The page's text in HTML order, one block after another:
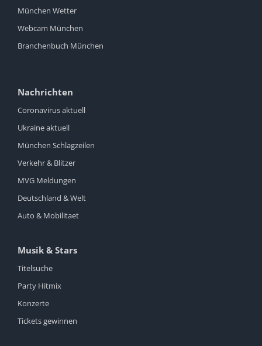
München Wetter
Webcam München
Branchenbuch München
Nachrichten
Coronavirus aktuell
Ukraine aktuell
München Schlagzeilen
Verkehr & Blitzer
MVG Meldungen
Deutschland & Welt
Auto & Mobilitaet
Musik & Stars
Titelsuche
Party Hitmix
Konzerte
Tickets gewinnen